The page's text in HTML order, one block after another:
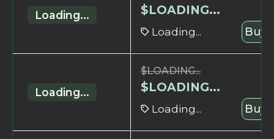
Loading... $LOADING...
Loading... Buy
Loading...
$LOADING...
$LOADING...
Loading... Buy